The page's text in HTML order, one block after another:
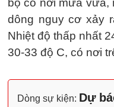
bộ có nơi mưa vừa,
dông nguy cơ xảy
Nhiệt độ thấp nhất
30-33 độ C, có nơi
Dòng sự kiện: Dự